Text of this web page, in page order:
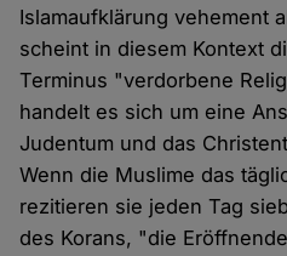
Islamaufklärung vehement
scheint in diesem Kontext
Terminus "verdorbene
handelt es sich um eine
Judentum und das
Wenn die Muslime das
rezitieren sie jeden Tag
des Korans, "die